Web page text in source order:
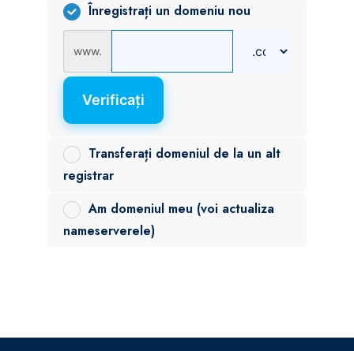
Înregistrați un domeniu nou
www.
Verificați
Transferați domeniul de la un alt
registrar
Am domeniul meu (voi actualiza
nameserverele)